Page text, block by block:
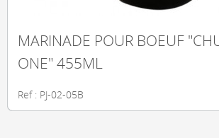
MARINADE POUR BOEUF
ONE" 455ML
Ref : PJ-02-05B